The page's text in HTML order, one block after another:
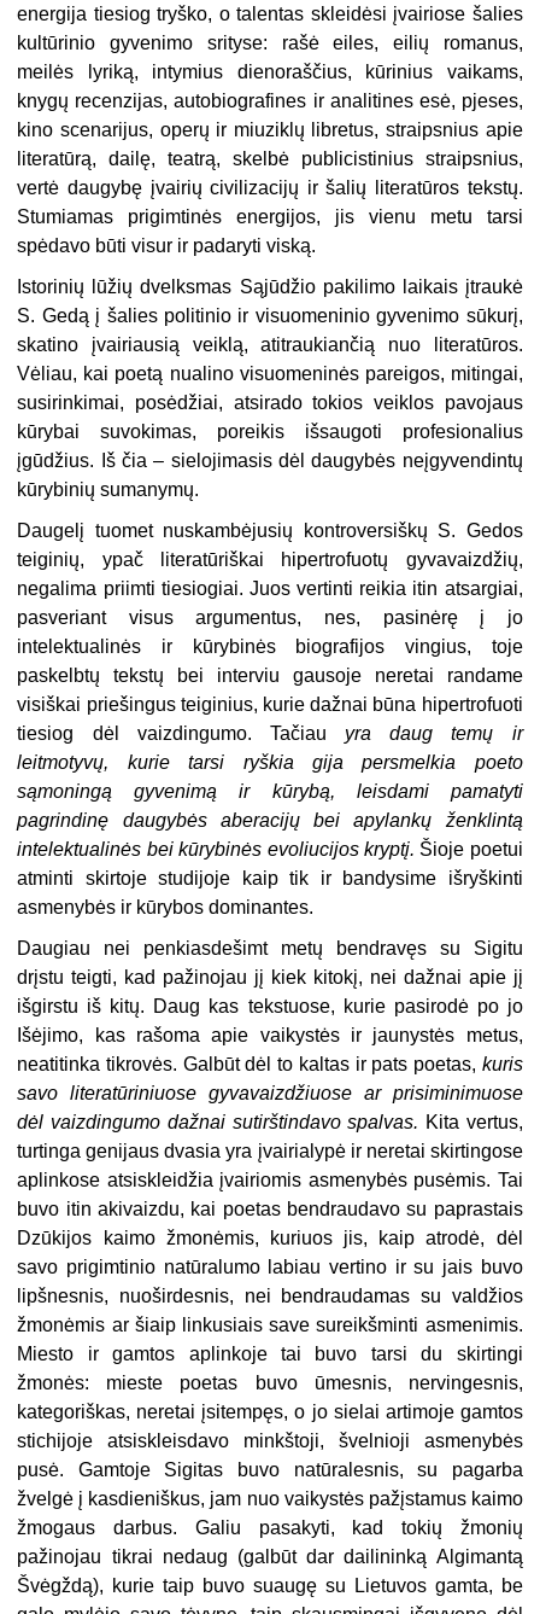
energija tiesiog tryško, o talentas skleidėsi įvairiose šalies
kultūrinio gyvenimo srityse: rašė eiles, eilių romanus,
meilės lyriką, intymius dienoraščius, kūrinius vaikams,
knygų recenzijas, autobiografines ir analitines esė, pjeses,
kino scenarijus, operų ir miuziklų libretus, straipsnius apie
literatūrą, dailę, teatrą, skelbė publicistinius straipsnius,
vertė daugybę įvairių civilizacijų ir šalių literatūros tekstų.
Stumiamas prigimtinės energijos, jis vienu metu tarsi
spėdavo būti visur ir padaryti viską.
Istorinių lūžių dvelksmas Sąjūdžio pakilimo laikais įtraukė
S. Gedą į šalies politinio ir visuomeninio gyvenimo sūkurį,
skatino įvairiausią veiklą, atitraukiančią nuo literatūros.
Vėliau, kai poetą nualino visuomeninės pareigos, mitingai,
susirinkimai, posėdžiai, atsirado tokios veiklos pavojaus
kūrybai suvokimas, poreikis išsaugoti profesionalius
įgūdžius. Iš čia – sielojimasis dėl daugybės neįgyvendintų
kūrybinių sumanymų.
Daugelį tuomet nuskambėjusių kontroversiškų S. Gedos
teiginių, ypač literatūriškai hipertrofuotų gyvavaizdžių,
negalima priimti tiesiogiai. Juos vertinti reikia itin atsargiai,
pasveriant visus argumentus, nes, pasinėrę į jo
intelektualinės ir kūrybinės biografijos vingius, toje
paskelbtų tekstų bei interviu gausoje neretai randame
visiškai priešingus teiginius, kurie dažnai būna hipertrofuoti
tiesiog dėl vaizdingumo. Tačiau yra daug temų ir
leitmotyvų, kurie tarsi ryškia gija persmelkia poeto
sąmoningą gyvenimą ir kūrybą, leisdami pamatyti
pagrindinę daugybės aberacijų bei apylankų ženklintą
intelektualinės bei kūrybinės evoliucijos kryptį. Šioje poetui
atminti skirtoje studijoje kaip tik ir bandysime išryškinti
asmenybės ir kūrybos dominantes.
Daugiau nei penkiasdešimt metų bendravęs su Sigitu
drįstu teigti, kad pažinojau jį kiek kitokį, nei dažnai apie jį
išgirstu iš kitų. Daug kas tekstuose, kurie pasirodė po jo
Išėjimo, kas rašoma apie vaikystės ir jaunystės metus,
neatitinka tikrovės. Galbūt dėl to kaltas ir pats poetas, kuris
savo literatūriniuose gyvavaizdžiuose ar prisiminimuose
dėl vaizdingumo dažnai sutirštindavo spalvas. Kita vertus,
turtinga genijaus dvasia yra įvairialypė ir neretai skirtingose
aplinkose atsiskleidžia įvairiomis asmenybės pusėmis. Tai
buvo itin akivaizdu, kai poetas bendraudavo su paprastais
Dzūkijos kaimo žmonėmis, kuriuos jis, kaip atrodė, dėl
savo prigimtinio natūralumo labiau vertino ir su jais buvo
lipšnesnis, nuoširdesnis, nei bendraudamas su valdžios
žmonėmis ar šiaip linkusiais save sureikšminti asmenimis.
Miesto ir gamtos aplinkoje tai buvo tarsi du skirtingi
žmonės: mieste poetas buvo ūmesnis, nervingesnis,
kategoriškas, neretai įsitempęs, o jo sielai artimoje gamtos
stichijoje atsiskleisdavo minkštoji, švelnioji asmenybės
pusė. Gamtoje Sigitas buvo natūralesnis, su pagarba
žvelgė į kasdieniškus, jam nuo vaikystės pažįstamus kaimo
žmogaus darbus. Galiu pasakyti, kad tokių žmonių
pažinojau tikrai nedaug (galbūt dar dailininką Algimantą
Švėgždą), kurie taip buvo suaugę su Lietuvos gamta, be